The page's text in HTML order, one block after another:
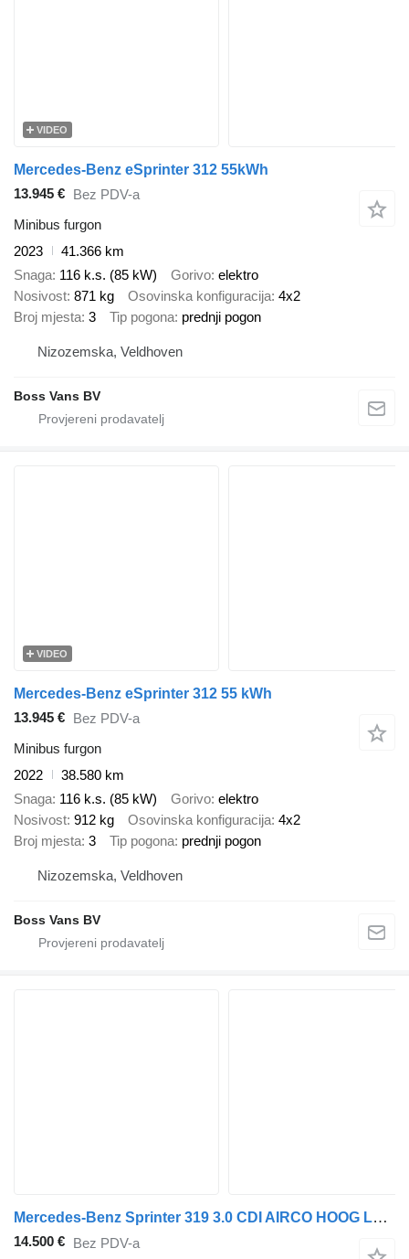
VIDEO
Mercedes-Benz eSprinter 312 55kWh
13.945 € Bez PDV-a
Minibus furgon
2023
41.366 km
Snaga 116 k.s. (85 kW) Gorivo elektro
Nosivost 871 kg Osovinska konfiguracija 4x2
Broj mjesta 3 Tip pogona prednji pogon
Nizozemska, Veldhoven
Boss Vans BV
VIDEO
Mercedes-Benz eSprinter 312 55 kWh
13.945 €
Bez PDV-a
Minibus furgon
2022
38.580 km
Snaga 116 k.s. (85 kW) Gorivo elektro
Nosivost 912 kg Osovinska konfiguracija 4x2
Broj mjesta 3 Tip pogona prednji pogon
Nizozemska, Veldhoven
Boss Vans BV
Mercedes-Benz Sprinter 319 3.0 CDI AIRCO HOOG LANG
14.500 € Bez PDV-a